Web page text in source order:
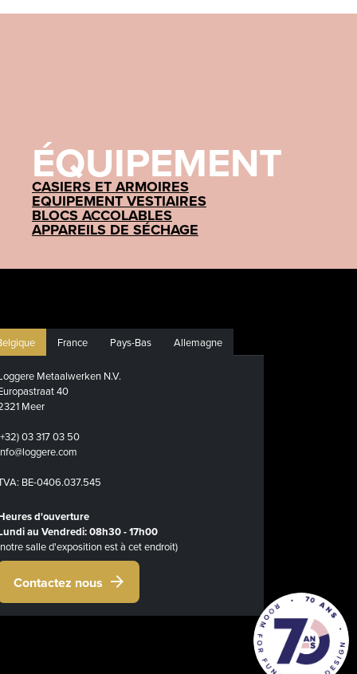
ÉQUIPEMENT
CASIERS ET ARMOIRES
EQUIPEMENT VESTIAIRES
BLOCS ACCOLABLES
APPAREILS DE SÉCHAGE
France Pays-Bas Allemagne
Metaalwerken N.V.
40
Meer
03 317 03 50
BE-0406.037.545
d'ouverture
au Vendredi: 08h30 - 17h00
salle d'exposition est à cet endroit)
Contactez nous